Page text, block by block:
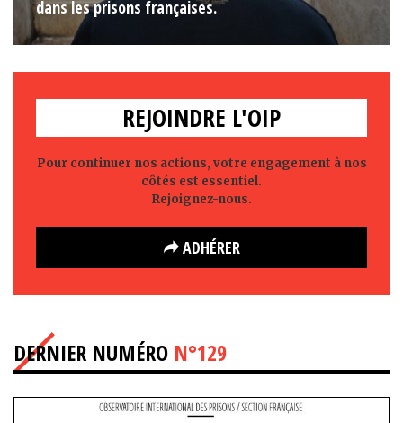
dans les prisons françaises.
REJOINDRE L'OIP
Pour continuer nos actions, votre engagement à nos
côtés est essentiel.
Rejoignez-nous.
ADHÉRER
DERNIER NUMÉRO N°129